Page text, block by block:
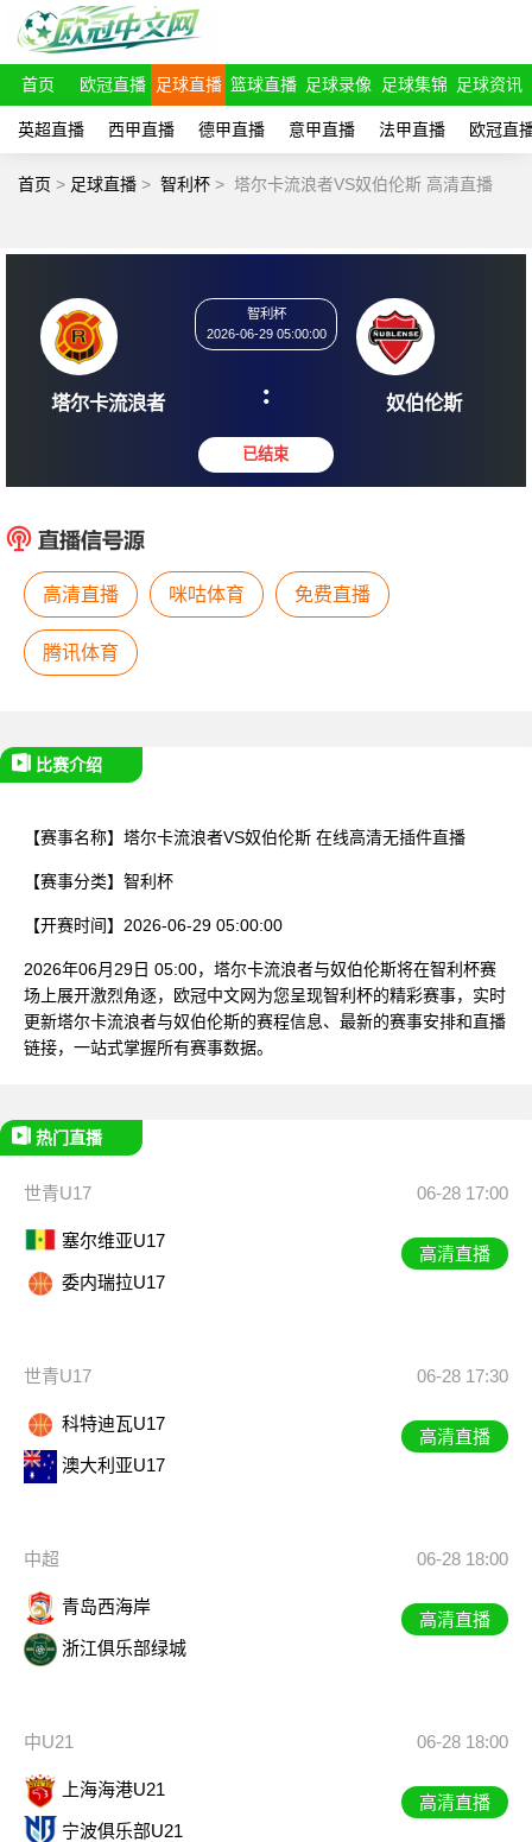
首页 欧冠直播 足球直播 篮球直播 足球录像 足球集锦 足球资讯
英超直播 西甲直播 德甲直播 意甲直播 法甲直播 欧冠直
首页 > 足球直播 > 智利杯 > 塔尔卡流浪者VS奴伯伦斯 高清直播
塔尔卡流浪者
2026-06-29 05:00:00
: 奴伯
高清直播 咪咕体育 免费直播
腾讯体育
比赛介绍
【赛事名称】 塔尔卡流浪者VS奴伯伦斯 在线高清无插件直播
【赛事分类】 智利杯
【开赛时间】 2026-06-29 05:00:00
2026年06月29日 05:00，塔尔卡流浪者与奴伯伦斯将在智利杯赛
场上展开激烈角逐，欧冠中文网为您呈现智利杯的精彩赛事，实时
更新塔尔卡流浪者与奴伯伦斯的赛程信息、最新的赛事安排和直播
链接，一站式掌握所有赛事数据。
热门直播
世青U17 06-28 17:00
塞尔维亚U17
委内瑞拉U17
高清直播
世青U17 06-28 17:30
科特迪瓦U17
澳大利亚U17
高清直播
中超 06-28 18:00
青岛西海岸
浙江俱乐部绿城
高清直播
中U21 06-28 18:00
上海海港U21
宁波俱乐部U21
高清直播